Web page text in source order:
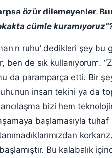
özür dilemeyenler.
cümle
ruhu’ dedikleri şey bu
ben de sık kullanıyorum.
da paramparça etti. Bir
insan tekini ya da
bizi hem
başlamasıyla tuhaf
korkarız.
Bu kalabalık